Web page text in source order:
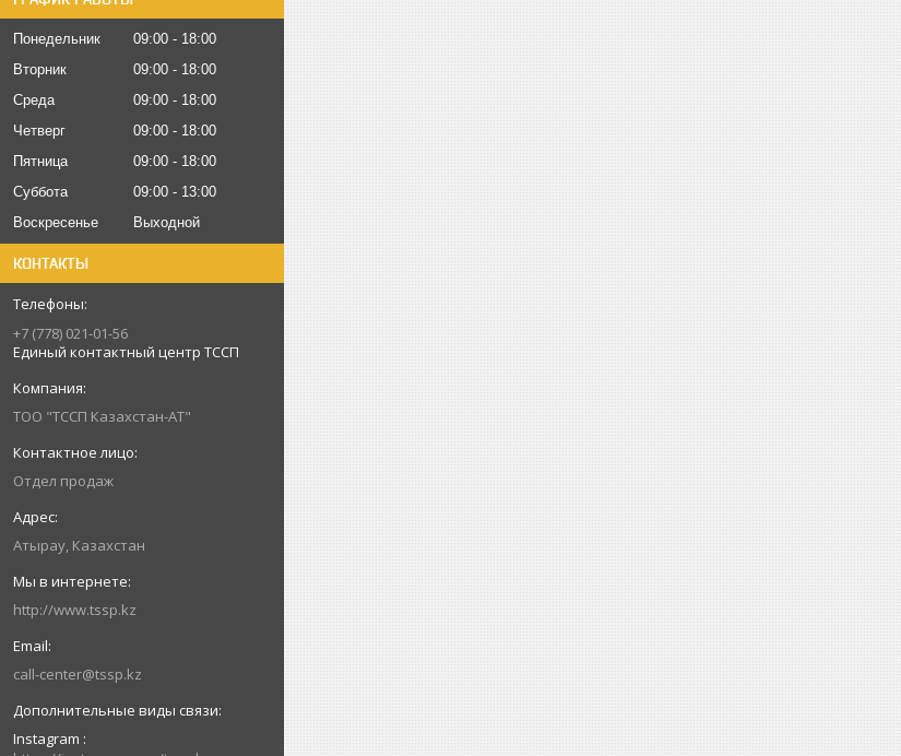
Понедельник 09:00
18:00
Вторник
09:00
18:00
Среда
09:00
18:00
Четверг
09:00
18:00
Пятница
09:00
18:00
Суббота
09:00
13:00
Воскресенье
Выходной
КОНТАКТЫ
+7 (778) 021-01-56
Единый контактный центр ТССП
ТОО "ТССП Казахстан-АТ"
Отдел продаж
Атырау, Казахстан
http://www.tssp.kz
call-center@tssp.kz
Instagram